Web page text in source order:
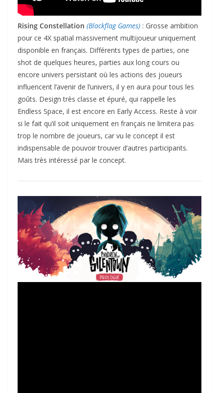
Rising Constellation (Blackflag Games) : Grosse ambition
pour ce 4X spatial massivement multijoueur uniquement
disponible en français. Différents types de parties, one
shot de quelques heures, parties aux long cours ou
encore univers persistant où les actions des joueurs
influencent l’avenir de l’univers, il y en aura pour tous les
goûts. Design très classe et épuré, qui rappelle les
Endless Space, il est encore en Early Access. Reste à voir
si le fait qu’il soit uniquement en français ne limitera pas
trop le nombre de joueurs, car vu le concept il est
indispensable de pouvoir trouver d’autres participants.
Mais très intéressé par le concept.